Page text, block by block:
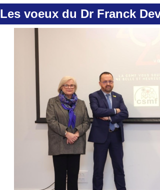
Les voeux du Dr Franck